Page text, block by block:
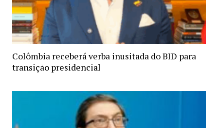
Colômbia receberá verba inusitada do BID para
transição presidencial